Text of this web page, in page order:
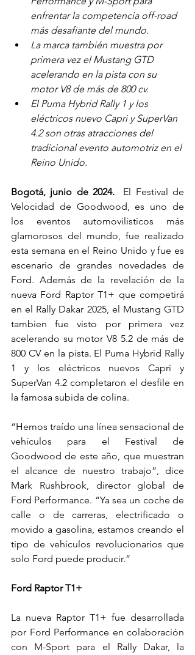
enfrentar la competencia off-road
más desafiante del mundo.
La marca también muestra por
primera vez el Mustang GTD
acelerando en la pista con su
motor V8 de más de 800 cv.
El Puma Hybrid Rally 1 y los
eléctricos nuevo Capri y SuperVan
4.2 son otras atracciones del
tradicional evento automotriz en el
Reino Unido.
Bogotá, junio de 2024.
El Festival de
Velocidad de Goodwood, es uno de
los eventos automovilísticos más
glamorosos del mundo, fue realizado
esta semana en el Reino Unido y fue es
escenario de grandes novedades de
Ford. Además de la revelación de la
nueva Ford Raptor T1+ que competirá
en el Rally Dakar 2025, el Mustang GTD
tambien fue visto por primera vez
acelerando su motor V8 5.2 de más de
800 CV en la pista. El Puma Hybrid Rally
1 y los eléctricos nuevos Capri y
SuperVan 4.2 completaron el desfile en
la famosa subida de colina.
“Hemos traído una línea sensacional de
vehículos para el Festival de
Goodwood de este año, que muestran
el alcance de nuestro trabajo”, dice
Mark Rushbrook, director global de
Ford Performance. “Ya sea un coche de
calle o de carreras, electrificado o
movido a gasolina, estamos creando el
tipo de vehículos revolucionarios que
solo Ford puede producir.”
Ford Raptor T1+
La nueva Raptor T1+ fue desarrollada
por Ford Performance en colaboración
con M-Sport para el Rally Dakar, la